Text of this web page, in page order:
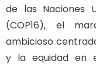
de las Naciones
(COP16), el
ambicioso
y la equidad en